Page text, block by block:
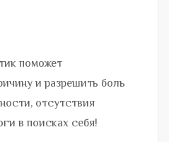
поможет
и разрешить боль
отсутствия
в поисках себя!